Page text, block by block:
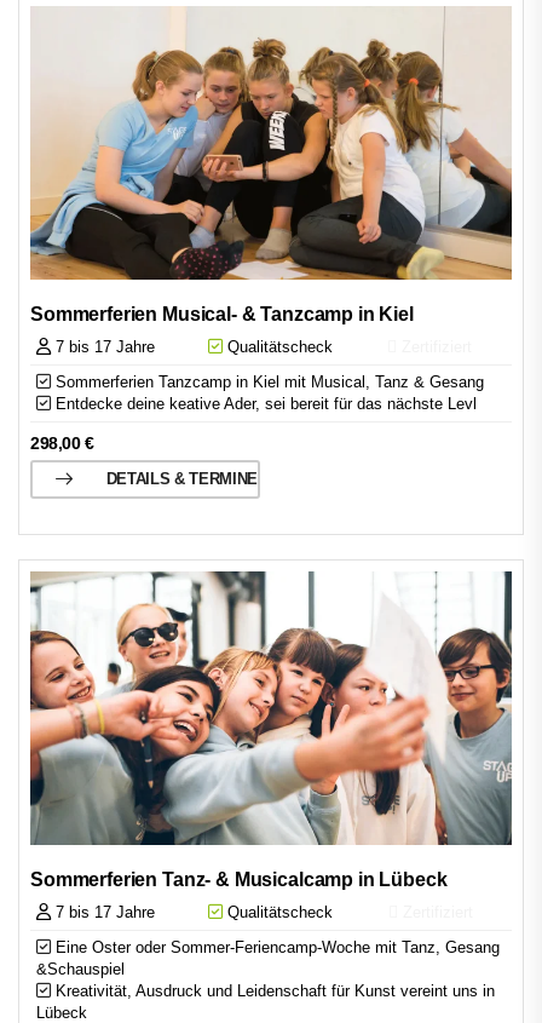
Sommerferien Musical- & Tanzcamp in Kiel
7 bis 17 Jahre Qualitätscheck
Sommerferien Tanzcamp in Kiel mit Musical, Tanz & Gesang
Entdecke deine keative Ader, sei bereit für das nächste Levl
298,00€
DETAILS & TERMINE
Sommerferien Tanz- & Musicalcamp in Lübeck
7 bis 17 Jahre Qualitätscheck
Eine Oster oder Sommer-Feriencamp-Woche mit Tanz, Gesang
&Schauspiel
Kreativität, Ausdruck und Leidenschaft für Kunst vereint uns in
Lübeck